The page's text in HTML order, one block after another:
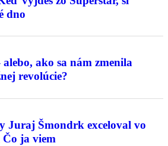
dno
ako sa nám zmenila
revolúcie?
Juraj Šmondrk exceloval vo
Čo ja viem